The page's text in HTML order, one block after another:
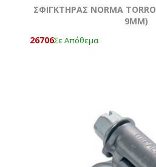
ΣΦΙΓΚΤΗΡΑΣ NORMA
9MM)
26706Σε Απόθεμα